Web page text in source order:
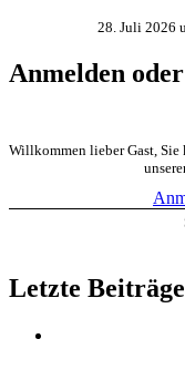
28. Juli 2026
Anmelden
Willkommen lieber Gast, Sie
Letzte Beiträge